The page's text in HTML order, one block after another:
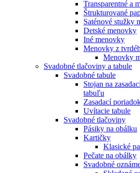
Transparentné a
Štrukturované
Saténové stužky
Detské menovky
Iné menovky
Menovky z
Menovky
Svadobné tlačoviny a tabule
Svadobné tabule
Stojan na
tabuľu
Zasadací
Uvítacie tabule
Svadobné tlačoviny
Pásiky na obálku
Kartičky
Klasické
Pečate na obálky
Svadobné